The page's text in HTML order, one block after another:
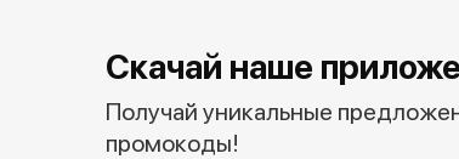
Скачай наше
Получай уникальные
промокоды!